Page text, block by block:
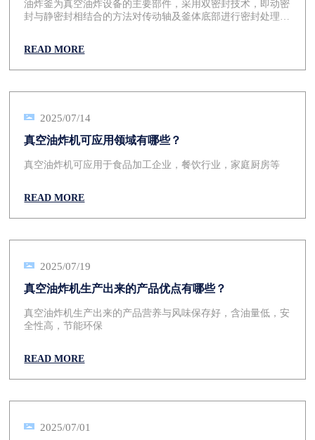
油炸釜为真空油炸设备的主要部件，采用双密封技术，即动密
封与静密封相结合的方法对传动轴及釜体底部进行密封处理。
真空油炸设备克服了以上缺点，采用机械密封与进口密封圈相
结合的方法，有效地解决了传统填料密封的弊端，使用寿命长
READ MORE
2025/07/14
真空油炸机可应用领域有哪些？
真空油炸机可应用于食品加工企业，餐饮行业，家庭厨房等
READ MORE
2025/07/19
真空油炸机生产出来的产品优点有哪些？
真空油炸机生产出来的产品营养与风味保存好，含油量低，安
全性高，节能环保
READ MORE
2025/07/01